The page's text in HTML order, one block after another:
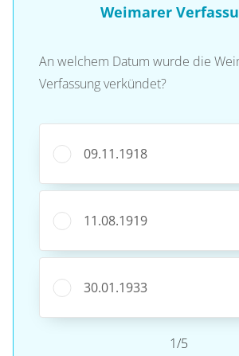
Weimarer
An welchem Datum wurde die
Verfassung verkündet?
09.11.1918
11.08.1919
30.01.1933
1/5